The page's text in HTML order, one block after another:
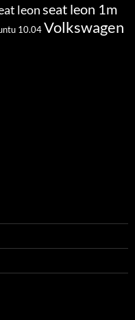
leonseat leon 1m
10.04Volkswagen